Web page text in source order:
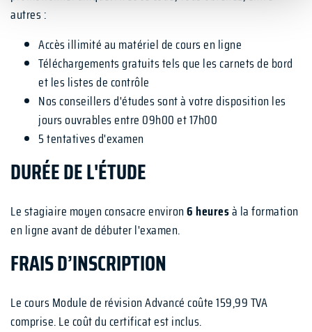
autres :
Accès illimité au matériel de cours en ligne
Téléchargements gratuits tels que les carnets de bord
et les listes de contrôle
Nos conseillers d'études sont à votre disposition les
jours ouvrables entre 09h00 et 17h00
5 tentatives d'examen
DURÉE DE L'ÉTUDE
Le stagiaire moyen consacre environ6 heuresà la formation
en ligne avant de débuter l'examen.
FRAIS D’INSCRIPTION
Le cours Module de révision Advancé coûte 159,99 TVA
comprise. Le coût du certificat est inclus.